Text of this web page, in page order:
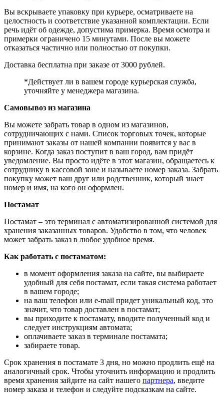
Вы вскрываете упаковку при курьере, осматриваете на
целостность и соответствие указанной комплектации. Если
речь идёт об одежде, допустима примерка. Время осмотра и
примерки ограничено 15 минутами. После вы можете
отказаться частично или полностью от покупки.
Доставка бесплатна при заказе от 3000 рублей.
*Действует ли в вашем городе курьерская служба,
уточняйте у менеджера магазина.
Самовывоз из магазина
Вы можете забрать товар в одном из магазинов,
сотрудничающих с нами. Список торговых точек, которые
принимают заказы от нашей компании появится у вас в
корзине. Когда заказ поступит в ваш город, вам придёт
уведомление. Вы просто идёте в этот магазин, обращаетесь к
сотруднику в кассовой зоне и называете номер заказа. Забрать
покупку может ваш друг или родственник, который знает
номер и имя, на кого он оформлен.
Постамат
Постамат – это терминал с автоматизированной системой для
хранения заказанных товаров. Удобство в том, что человек
может забрать заказ в любое удобное время.
Как работать с постаматом:
в момент оформления заказа на сайте, вы выбираете
удобный для себя постамат, если такая система работает
в вашем городе;
на ваш телефон или e-mail придет уникальный код, это
значит, что товар доставлен в постамат;
вы приходите к постамату, вводите полученный код и
следует инструкциям автомата;
оплачиваете заказ в терминале постамата;
забираете товар.
Срок хранения в постамате 3 дня, но можно продлить ещё на
аналогичный срок. Чтобы уточнить информацию и продлить
время хранения зайдите на сайт нашего партнера, введите
номер заказа и телефон и следуйте подсказкам на сайте.